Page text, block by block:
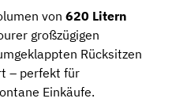
von 620 Litern
großzügigen
Rücksitzen
– perfekt für
Einkäufe.